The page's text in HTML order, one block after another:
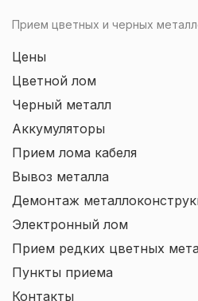
Цены
Цветной лом
Черный металл
Аккумуляторы
Прием лома кабеля
Вывоз металла
Демонтаж
Электронный лом
Прием редких цветных
Пункты приема
Контакты
Прием цветных и черных